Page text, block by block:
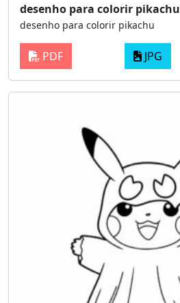
desenho para colorir pikachu
desenho para colorir pikachu
PDF JPG